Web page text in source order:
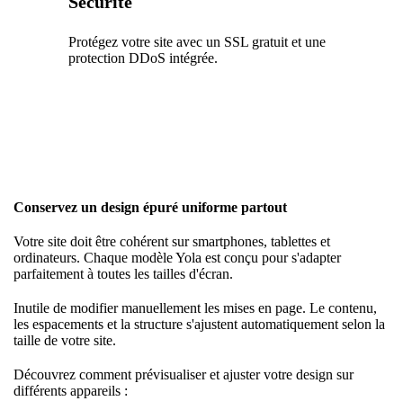
Protégez votre site avec un SSL gratuit et une
protection DDoS intégrée.
Conservez un design épuré uniforme partout
Votre site doit être cohérent sur smartphones, tablettes et
ordinateurs. Chaque modèle Yola est conçu pour s'adapter
parfaitement à toutes les tailles d'écran.
Inutile de modifier manuellement les mises en page. Le contenu,
les espacements et la structure s'ajustent automatiquement selon la
taille de votre site.
Découvrez comment prévisualiser et ajuster votre design sur
différents appareils :